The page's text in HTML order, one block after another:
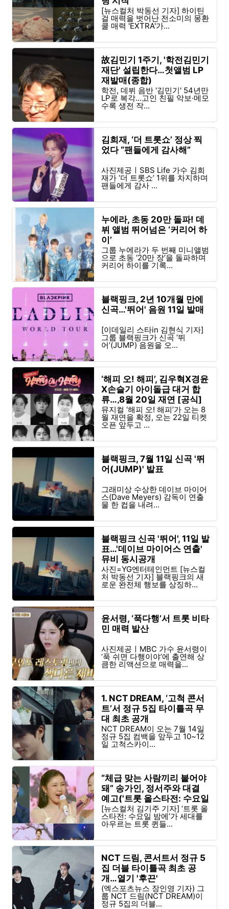
[뉴스컬처 박동선 기자] 하이틴
걸 매력을 벗어난 전소미의 몽환
쿨 매력 'EXTRA'가...
故김민기 1주기, '학전김민기
재단' 설립한다…첫앨범 LP
재발매(종합)
학전, 데뷔 음반 '김민기' 54년만
LP로 복각…고인 친필 악보·메모
수록 생전 작...
김희재, ‘더 트롯쇼’ 정상 찍
었다 “팬들에게 감사해”
사진제공ㅣSBS Life 가수 김희
재가 ‘더 트롯쇼’ 1위를 차지하며
팬들에게 감사 ...
누에라, 초동 20만 돌파! 데
뷔 앨범 뛰어넘은 ‘커리어 하
이’
그룹 누에라가 두 번째 미니앨범
으로 초동 ‘20만 장’을 돌파하며
커리어 하이를 기록...
블랙핑크, 2년 10개월 만에
신곡…'뛰어' 음원 11일 발매
[이데일리 스타in 김현식 기자]
그룹 블랙핑크가 신곡 ‘뛰
어’(JUMP) 음원을 오...
‘해피 오! 해피’, 김우혁X경윤
X손슬기 아이돌급 대거 합
류…,8월 20일 재연 [공식]
뮤지컬 ‘해피 오! 해피’가 오는 8
월 재연을 확정, 오는 22일 티켓
오픈 앞두고 ...
블랙핑크, 7월 11일 신곡 '뛰
어(JUMP)' 발표
그래미상 수상한 데이브 마이어
스(Dave Meyers) 감독이 연출
물 한 컵을 내려...
블랙핑크 신곡 '뛰어', 11일 발
표…'데이브 마이어스 연출'
뮤비 동시공개
사진=YG엔터테인먼트 [뉴스컬
처 박동선 기자] 블랙핑크의 새
로운 완전체 행보를 상징하...
윤서령, ‘푹다행’서 트롯 비타
민 매력 발산
사진제공ㅣMBC 가수 윤서령이
‘푹 쉬면 다행이야’에 출연해 상
큼한 리액션으로 매력을...
1. NCT DREAM, ‘고척 콘서
트’서 정규 5집 타이틀곡 무
대 최초 공개
NCT DREAM이 오는 7월 14일
정규 5집 컴백을 앞두고 10~12
일 고척스카이...
“체급 맞는 사람끼리 붙어야
돼” 송가인, 정서주와 대결
예고('트롯 올스타전: 수요일
밤에')
[뉴스컬처 김기주 기자] ‘트롯 올
스타전: 수요일 밤에’가 세대를
아우르는 트롯 퀸들...
NCT 드림, 콘서트서 정규 5
집 더블 타이틀곡 최초 공
개…열기 '후끈'
(엑스포츠뉴스 장인영 기자) 그
룹 NCT 드림(NCT DREAM)이
정규 5집의 더블...